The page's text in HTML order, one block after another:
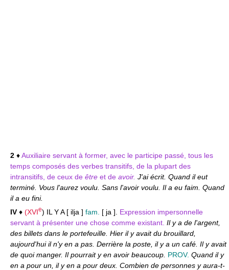
2 ♦Auxiliaire servant à former, avec le participe passé, tous les
temps composés des verbes transitifs, de la plupart des
intransitifs, de ceux de être et de avoir. J'ai écrit. Quand il eut
terminé. Vous l'aurez voulu. Sans l'avoir voulu. Il a eu faim. Quand
il a eu fini.
IV ♦ (XVIe) IL Y A [ ilja ] fam. [ ja ].
Expression impersonnelle
servant à présenter une chose comme existant. Il y a de l'argent,
des billets dans le portefeuille. Hier il y avait du brouillard,
aujourd'hui il n'y en a pas. Derrière la poste, il y a un café. Il y avait
de quoi manger. Il pourrait y en avoir beaucoup. PROV. Quand il y
en a pour un, il y en a pour deux. Combien de personnes y aura-t-